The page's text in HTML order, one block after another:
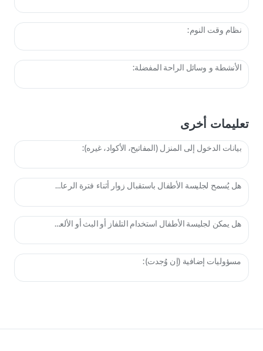
نظام وقت النوم:
الأنشطة و وسائل الراحة المفضلة:
تعليمات أخرى
بيانات الدخول إلى المنزل (المفاتيح، الأكواد، غيره):
هل يُسمح لجليسة الأطفال باستقبال زوار أثناء فترة الرعاية؟
هل يمكن لجليسة الأطفال استخدام التلفاز أو البث أو الألعاب؟
مسؤوليات إضافية (إن وُجدت):